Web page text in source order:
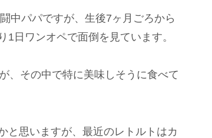
中パパですが、生後7ヶ月ごろから
日ワンオペで面倒を見ています。
、その中で特に美味しそうに食べて
と思いますが、最近のレトルトはカ